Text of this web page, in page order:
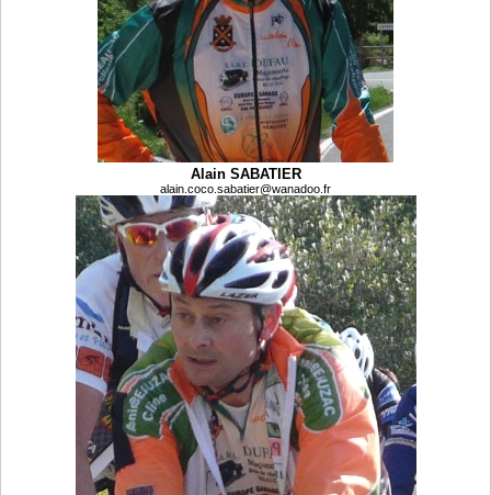
Alain SABATIER
alain.coco.sabatier@wanadoo.fr